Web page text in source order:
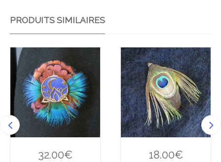
P
R
T
E
PRODUITS SIMILAIRES
Ajo
uter
à la
wis
hlist
32.00€
Ajo
uter
à la
wis
hlist
18.00€